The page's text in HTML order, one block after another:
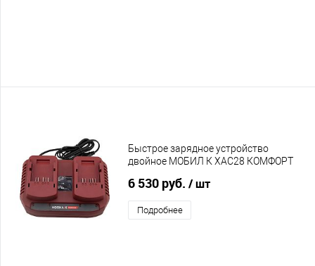
Быстрое зарядное устройство
двойное МОБИЛ К XAC28 КОМФОРТ
6 530 руб. / шт
Подробнее